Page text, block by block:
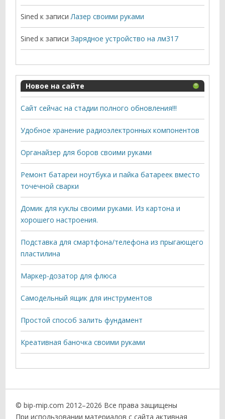
Sined к записиЛазер своими руками
Sined к записиЗарядное устройство на лм317
Новое на сайте
Сайт сейчас на стадии полного обновления!!!
Удобное хранение радиоэлектронных компонентов
Органайзер для боров своими руками
Ремонт батареи ноутбука и пайка батареек вместо
точечной сварки
Домик для куклы своими руками. Из картона и
хорошего настроения.
Подставка для смартфона/телефона из прыгающего
пластилина
Маркер-дозатор для флюса
Самодельный ящик для инструментов
Простой способ залить фундамент
Креативная баночка своими руками
© bip-mip.com 2012–2026 Все права защищены
При использовании материалов с сайта активная